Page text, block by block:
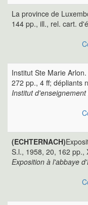
La province de
144 pp., ill., rel. cart.
Institut Ste Marie
272 pp., 4 ff; dépliants
Institut
(ECHTERNACH)
S.l., 1958, 20, 162 pp.,
Exposition à l'abbaye